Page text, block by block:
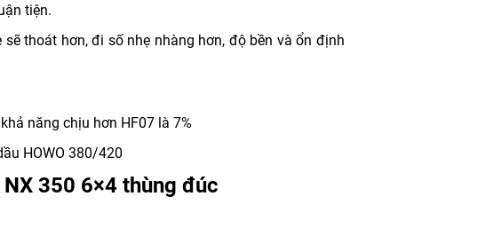
tiện.
thoát hơn, đi số nhẹ nhàng hơn, độ bền và ổn định
năng chịu hơn HF07 là 7%
HOWO 380/420
350 6×4 thùng đúc